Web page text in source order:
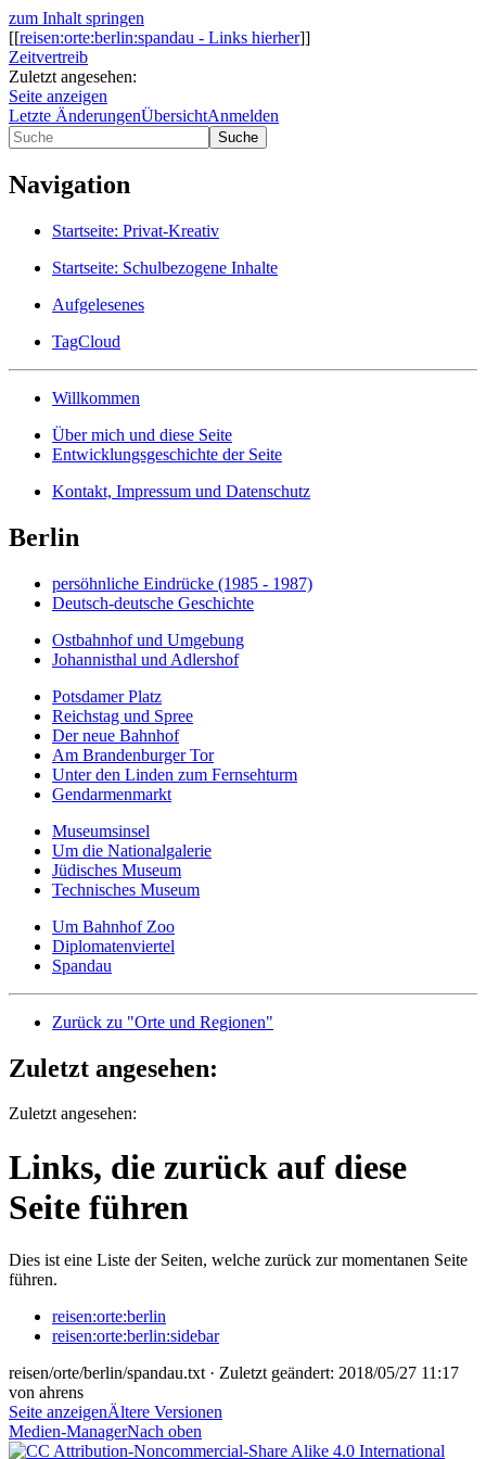
zum Inhalt springen
[[reisen:orte:berlin:spandau - Links hierher]]
Zeitvertreib
Zuletzt angesehen:
Seite anzeigen
Letzte ÄnderungenÜbersichtAnmelden
Suche
Navigation
Startseite: Privat-Kreativ
Startseite: Schulbezogene Inhalte
Aufgelesenes
TagCloud
Willkommen
Über mich und diese Seite
Entwicklungsgeschichte der Seite
Kontakt, Impressum und Datenschutz
Berlin
persöhnliche Eindrücke (1985 - 1987)
Deutsch-deutsche Geschichte
Ostbahnhof und Umgebung
Johannisthal und Adlershof
Potsdamer Platz
Reichstag und Spree
Der neue Bahnhof
Am Brandenburger Tor
Unter den Linden zum Fernsehturm
Gendarmenmarkt
Museumsinsel
Um die Nationalgalerie
Jüdisches Museum
Technisches Museum
Um Bahnhof Zoo
Diplomatenviertel
Spandau
Zurück zu "Orte und Regionen"
Zuletzt angesehen:
Zuletzt angesehen:
Links, die zurück auf diese
Seite führen
Dies ist eine Liste der Seiten, welche zurück zur momentanen Seite
führen.
reisen:orte:berlin
reisen:orte:berlin:sidebar
reisen/orte/berlin/spandau.txt · Zuletzt geändert: 2018/05/27 11:17
von ahrens
Seite anzeigenÄltere Versionen
Medien-ManagerNach oben